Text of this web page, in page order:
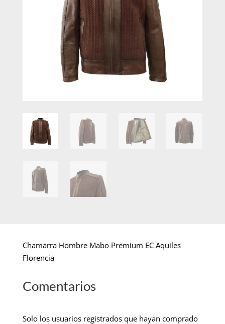
Chamarra Hombre Mabo Premium EC Aquiles
Florencia
Comentarios
Solo los usuarios registrados que hayan comprado